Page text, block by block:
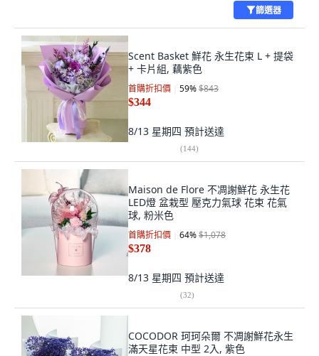
篩選器
Scent Basket 鮮花 永生花束 L + 提袋
+ 卡片組, 藕紫色
首購折扣價 59%$843
$344
8/13 星期四 預計送達
(144)
Maison de Flore 不凋謝鮮花 永生花
LED燈 盆栽型 壓克力氣球 花束 花氣
球, 粉米色
首購折扣價 64%$1,078
$378
8/13 星期四 預計送達
(32)
COCODOR 珂珂朵爾 不凋謝鮮花永生
滿天星花束 中型 2入, 紫色